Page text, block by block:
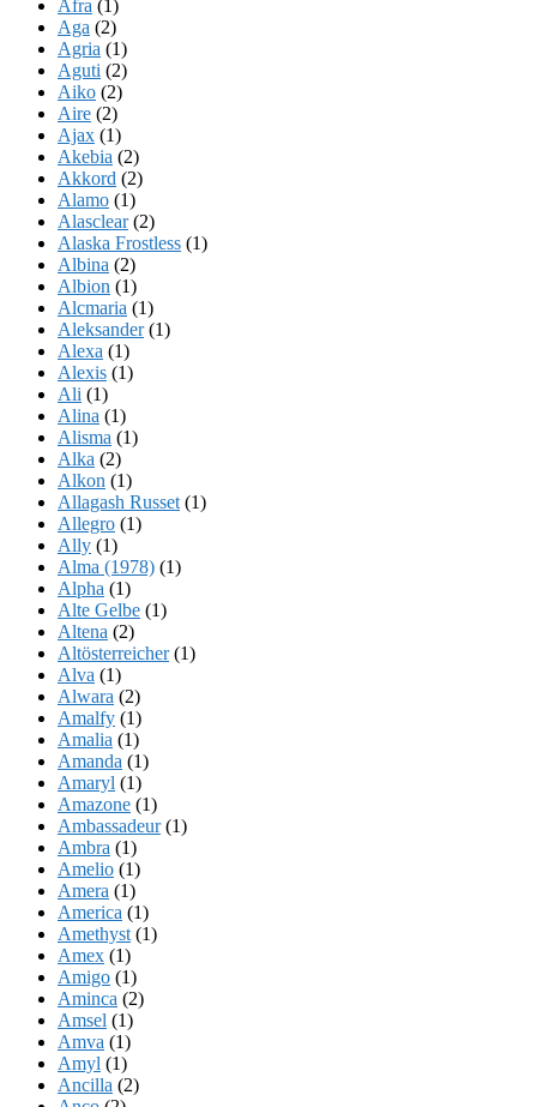
Afra (1)
Aga (2)
Agria (1)
Aguti (2)
Aiko (2)
Aire (2)
Ajax (1)
Akebia (2)
Akkord (2)
Alamo (1)
Alasclear(2)
Alaska Frostless (1)
Albina (2)
Albion (1)
Alcmaria (1)
Aleksander(1)
Alexa (1)
Alexis (1)
Ali (1)
Alina (1)
Alisma (1)
Alka (2)
Alkon (1)
Allagash Russet (1)
Allegro (1)
Ally (1)
Alma (1978) (1)
Alpha (1)
Alte Gelbe (1)
Altena (2)
Altösterreicher(1)
Alva (1)
Alwara (2)
Amalfy (1)
Amalia (1)
Amanda (1)
Amaryl (1)
Amazone (1)
Ambassadeur(1)
Ambra (1)
Amelio (1)
Amera (1)
America (1)
Amethyst (1)
Amex (1)
Amigo (1)
Aminca (2)
Amsel (1)
Amva (1)
Amyl (1)
Ancilla (2)